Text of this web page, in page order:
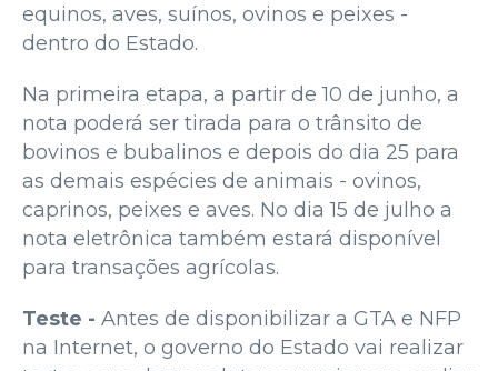
equinos, aves, suínos, ovinos e peixes -
dentro do Estado.
Na primeira etapa, a partir de 10 de junho, a
nota poderá ser tirada para o trânsito de
bovinos e bubalinos e depois do dia 25 para
as demais espécies de animais - ovinos,
caprinos, peixes e aves. No dia 15 de julho a
nota eletrônica também estará disponível
para transações agrícolas.
Teste - Antes de disponibilizar a GTA e NFP
na Internet, o governo do Estado vai realizar